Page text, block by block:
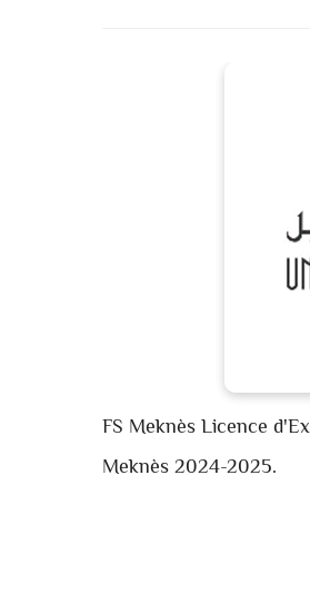
FS Meknès Licence
Meknès 2024-2025.